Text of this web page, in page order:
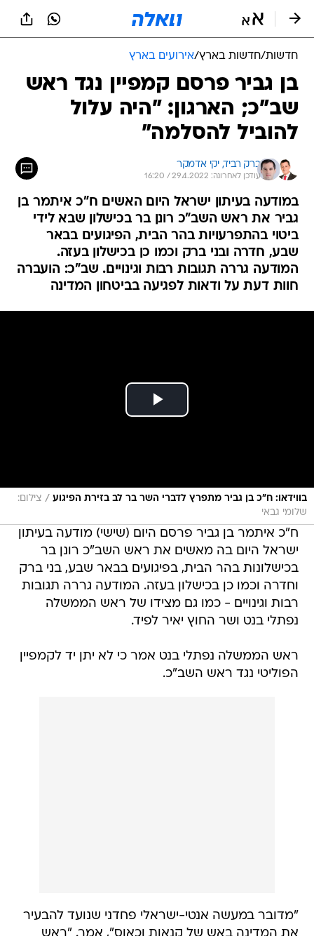
חדשות/חדשות בארץ/אירועים בארץ
בן גביר פרסם קמפיין נגד ראש
שב"כ; הארגון: "היה עלול
להוביל להסלמה"
ברק רביד, יקי אדמקר
עודכן לאחרונה: 29.4.2022 / 16:20
במודעה בעיתון ישראל היום האשים ח"כ איתמר בן
גביר את ראש השב"כ רונן בר בכישלון שבא לידי
ביטוי בהתפרעויות בהר הבית, הפיגועים בבאר
שבע, חדרה ובני ברק וכמו כן בכישלון בעזה.
המודעה גררה תגובות רבות וגינויים. שב"כ: הועברה
חוות דעת על ודאות לפגיעה בביטחון המדינה
בווידאו: ח"כ בן גביר מתפרץ לדברי השר בר לב בזירת הפיגוע / צילום:
שלומי גבאי
ח"כ איתמר בן גביר פרסם היום (שישי) מודעה בעיתון
ישראל היום בה מאשים את ראש השב"כ רונן בר
בכישלונות בהר הבית, בפיגועים בבאר שבע, בני ברק
וחדרה וכמו כן בכישלון בעזה. המודעה גררה תגובות
רבות וגינויים - כמו גם מצידו של ראש הממשלה
נפתלי בנט ושר החוץ יאיר לפיד.
ראש הממשלה נפתלי בנט אמר כי לא יתן יד לקמפיין
הפוליטי נגד ראש השב"כ.
"מדובר במעשה אנטי-ישראלי פחדני שנועד להבעיר